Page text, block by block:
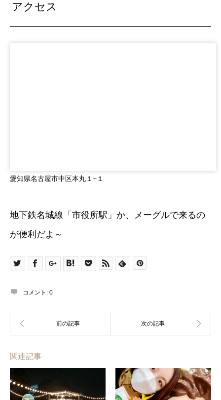
アクセス
愛知県名古屋市中区本丸１−１
地下鉄名城線「市役所駅」か、メーグルで来るの
が便利だよ～
コメント: 0
関連記事